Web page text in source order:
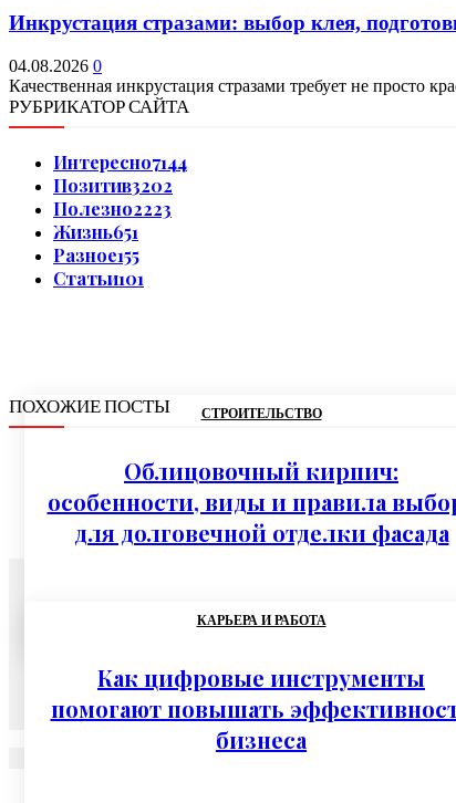
Инкрустация стразами: выбор клея,
04.08.2026 0
Качественная инкрустация стразами требует не просто
РУБРИКАТОР САЙТА
Интересно7144
Позитив3202
Полезно2223
Жизнь651
Разное155
Статьи101
ПОХОЖИЕ ПОСТЫ СТРОИТЕЛЬСТВО
Облицовочный кирпич:
особенности, виды и правила
для долговечной отделки фасада
07.08.2026
КАРЬЕРА И РАБОТА
Как цифровые инструменты
помогают повышать
бизнеса